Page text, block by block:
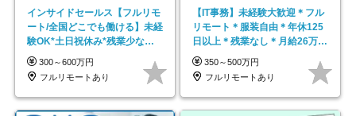
インサイドセールス【フルリモ
ート/全国どこでも働ける】未経
験OK*土日祝休み*残業少なめ*
在宅勤務手当あり
300～600万円
フルリモートあり
【IT事務】未経験大歓迎＊フル
リモート＊服装自由＊年休125
日以上＊残業なし＊月給26万円
以上
350～500万円
フルリモートあり